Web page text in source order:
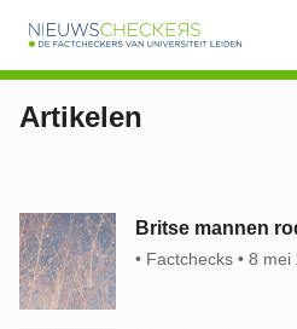
Artikelen
Britse mannen
Factchecks 8 mei